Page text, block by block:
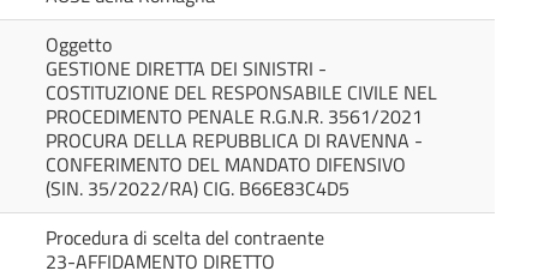
Oggetto
GESTIONE DIRETTA DEI SINISTRI -
COSTITUZIONE DEL RESPONSABILE CIVILE NEL
PROCEDIMENTO PENALE R.G.N.R. 3561/2021
PROCURA DELLA REPUBBLICA DI RAVENNA -
CONFERIMENTO DEL MANDATO DIFENSIVO
(SIN. 35/2022/RA) CIG. B66E83C4D5
Procedura di scelta del contraente
23-AFFIDAMENTO DIRETTO